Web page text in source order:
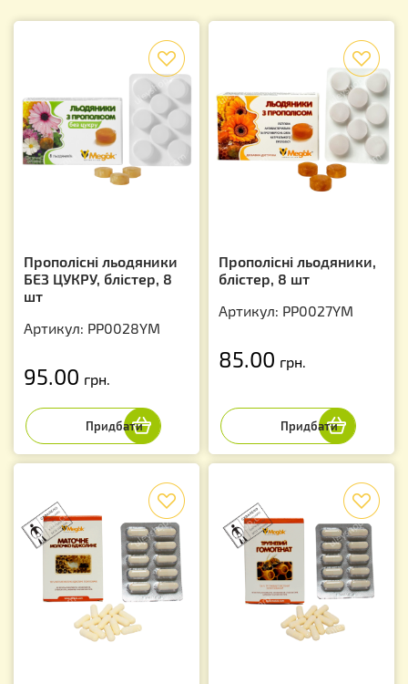
Прополісні льодяники
БЕЗ ЦУКРУ, блістер, 8
шт
Артикул: PP0028YM
95.00 грн.
Прополісні льодяники,
блістер, 8 шт
Артикул: PP0027YM
85.00 грн.